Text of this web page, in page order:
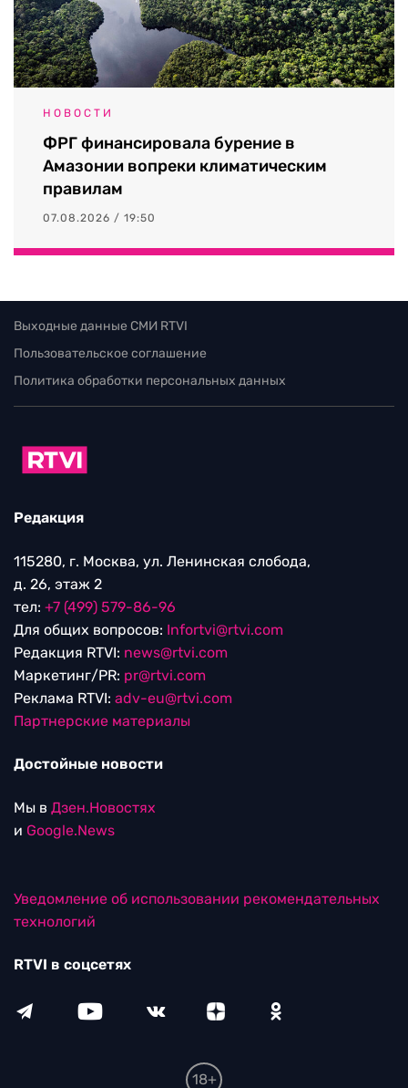
НОВОСТИ
ФРГ финансировала бурение в
Амазонии вопреки климатическим
правилам
07.08.2026 / 19:50
Выходные данные СМИ RTVI
Пользовательское соглашение
Политика обработки персональных данных
Редакция
115280, г. Москва, ул. Ленинская слобода,
д. 26, этаж 2
тел: +7 (499) 579-86-96
Для общих вопросов: Infortvi@rtvi.com
Редакция RTVI: news@rtvi.com
Маркетинг/PR: pr@rtvi.com
Реклама RTVI: adv-eu@rtvi.com
Партнерские материалы
Достойные новости
Мы в Дзен.Новостях
и Google.News
Уведомление об использовании рекомендательных
технологий
RTVI в соцсетях
18+